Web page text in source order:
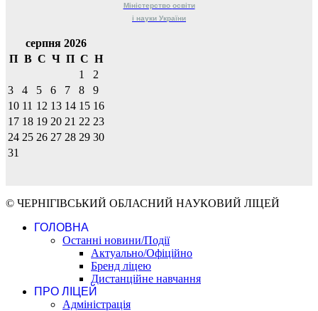
Міністерство освіти
і науки України
серпня 2026
П В С Ч П С Н
1
2
3
4 5 6 7 8
9
10 11 12 13 14 15 16
17 18 19 20 21 22 23
24 25 26 27 28 29 30
31
© ЧЕРНІГІВСЬКИЙ ОБЛАСНИЙ НАУКОВИЙ ЛІЦЕЙ
ГОЛОВНА
Останні новини/Події
Актуально/Офіційно
Бренд ліцею
Дистанційне навчання
ПРО ЛІЦЕЙ
Адміністрація